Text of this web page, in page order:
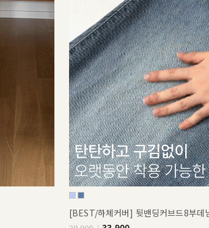
[BEST/하체커버] 뒷밴딩커브드8부데